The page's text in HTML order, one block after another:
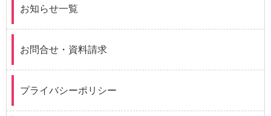
お知らせ一覧
お問合せ・資料請求
プライバシーポリシー